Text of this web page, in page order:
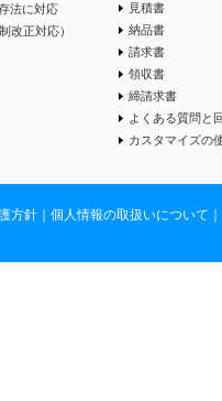
法に対応
改正対応）
見積書
納品書
請求書
領収書
締請求書
よくある質問と
カスタマイズの
方針 個人情報の取扱いについて